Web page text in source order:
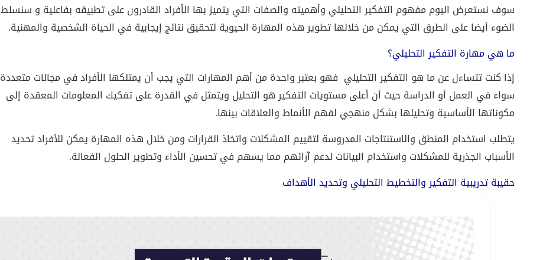
سوف نستعرض اليوم مفهوم التفكير التحليلي وأهميته والصفات التي يتميز بها الأفراد القادرون على تطبيقه بفاعلية و سنسلط
الضوء أيضا على الطرق التي يمكن من خلالها تطوير هذه المهارة الحيوية لتحقيق نتائج إيجابية في الحياة الشخصية والمهنية.
ما هي مهارة التفكير التحليلي؟
إذا كنت تتساءل عن ما هو التفكير التحليلي فهو بعتبر واحدة من أهم المهارات التي يجب أن يمتلكها الأفراد في مجالات متعددة
سواء في العمل أو الدراسة حيث أن أعلى مستويات التفكير هو التحليل ويتمثل في القدرة على تفكيك المعلومات المعقدة إلى
مكوناتها الأساسية وتحليلها بشكل منهجي لفهم الأنماط والعلاقات بينها.
يتطلب استخدام المنطق والاستنتاجات المدروسة لتقييم المشكلات واتخاذ القرارات ومن خلال هذه المهارة يمكن للأفراد تحديد
الأسباب الجذرية للمشكلات واستخدام البيانات لدعم آرائهم مما يسهم في تحسين الأداء وتطوير الحلول الفعالة.
حقيبة تدريبية التفكير والتخطيط التحليلي وتحديد الأهداف